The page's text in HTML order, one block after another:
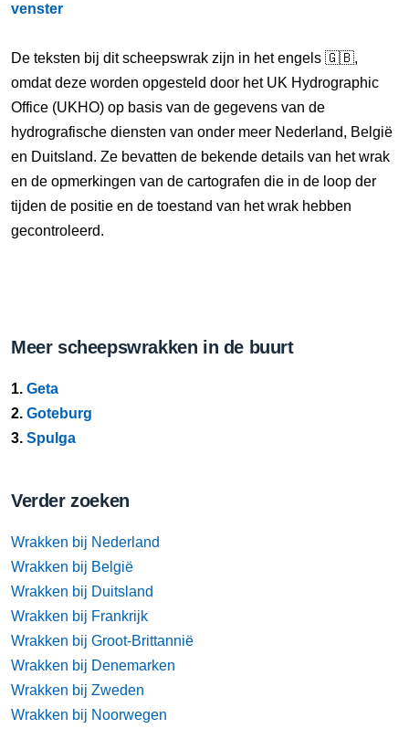
venster
De teksten bij dit scheepswrak zijn in het engels 🇬🇧,
omdat deze worden opgesteld door het UK Hydrographic
Office (UKHO) op basis van de gegevens van de
hydrografische diensten van onder meer Nederland, België
en Duitsland. Ze bevatten de bekende details van het wrak
en de opmerkingen van de cartografen die in de loop der
tijden de positie en de toestand van het wrak hebben
gecontroleerd.
Meer scheepswrakken in de buurt
1. Geta
2. Goteburg
3. Spulga
Verder zoeken
Wrakken bij Nederland
Wrakken bij België
Wrakken bij Duitsland
Wrakken bij Frankrijk
Wrakken bij Groot-Brittannië
Wrakken bij Denemarken
Wrakken bij Zweden
Wrakken bij Noorwegen